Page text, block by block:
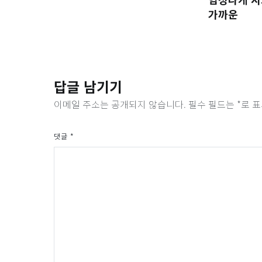
가까운
답글 남기기
이메일 주소는 공개되지 않습니다. 필수 필드는 *로
댓글 *